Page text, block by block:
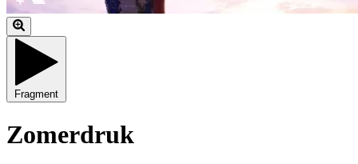
Fragment
Zomerdruk